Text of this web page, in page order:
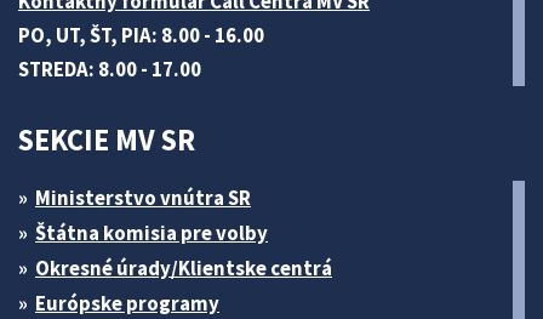
PO, UT, ŠT, PIA: 8.00 - 16.00
STREDA: 8.00 - 17.00
SEKCIE MV SR
Ministerstvo vnútra SR
Štátna komisia pre volby
Okresné úrady/Klientske centrá
Európske programy